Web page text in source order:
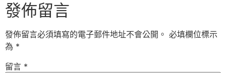
發佈留言
發佈留言必須填寫的電子郵件地址不會公開。 必填欄位標示
為 *
留言 *